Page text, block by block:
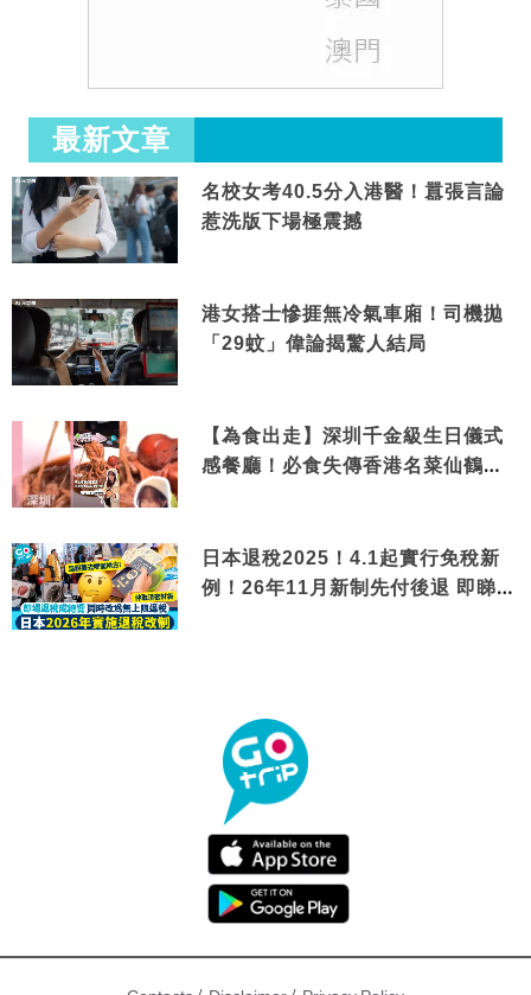
最新文章
名校女考40.5分入港醫！囂張言論
惹洗版下場極震撼
港女搭士慘捱無冷氣車廂！司機拋
「29蚊」偉論揭驚人結局
【為食出走】深圳千金級生日儀式
感餐廳！必食失傳香港名菜仙鶴神
日本退稅2025！4.1起實行免稅新
例！26年11月新制先付後退 即睇步